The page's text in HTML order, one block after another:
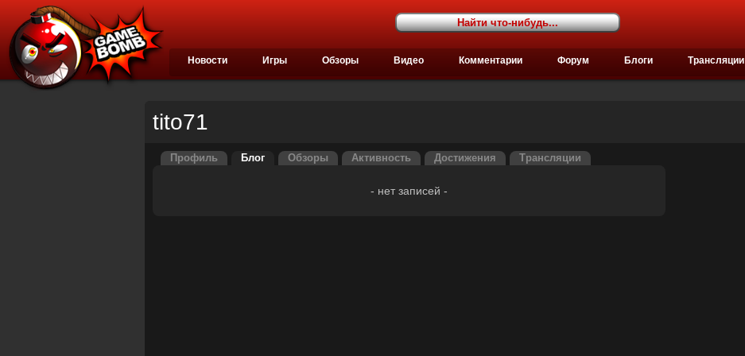
Новости Игры Обзоры Видео Комментарии Форум Блоги Трансляции
tito71
Профиль Блог Обзоры Активность Достижения Трансляции
- нет записей -